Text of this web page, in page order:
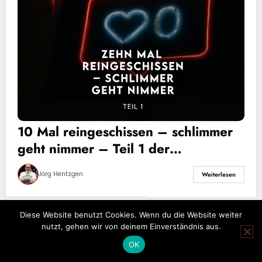
10 Mal reingeschissen – schlimmer
geht nimmer – Teil 1 der
schlechtesten Coversongs
Jörg Hentzgen Weiterlesen
Impressum Datenschutz
Diese Website benutzt Cookies. Wenn du die Website weiter
nutzt, gehen wir von deinem Einverständnis aus.
OK